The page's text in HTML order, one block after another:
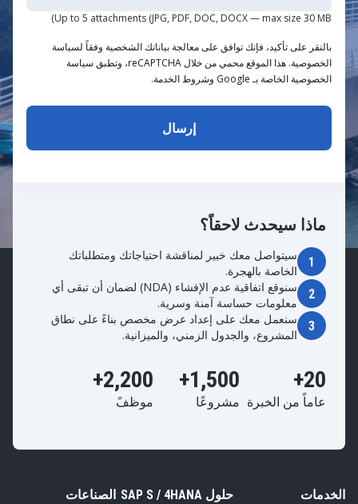
ماذا سيحدث لاحقاً؟
1
سيتواصل معك خبير لمناقشة احتياجاتك ومتطلباتك
الخاصة بالهجرة.
2
سنوقع اتفاقية عدم الإفشاء (NDA) لضمان أن تبقى أي
معلومات حساسة آمنة وسرية.
3
سنعمل معك على إعداد عرض مخصص بناءً على نطاق
المشروع، والجدول الزمني، والميزانية.
20+
عاماً من الخبرة
1,500+
مشروعًا
2,200+
موظفً
Up to 5 attachments (JPG, PDF, DOC, DOCX — max size 30 MB)
بالنقر على تأكيد، فإنك توافق على معالجة بياناتك الشخصية وفقاً لسياسة
الخصوصية. هذا الموقع محمي من خلال reCAPTCHA، وتطبق سياسة
الخصوصية الخاصة بـ Google وشروط الخدمة.
الخدمات حلول SAP S / 4HANA الصناعات